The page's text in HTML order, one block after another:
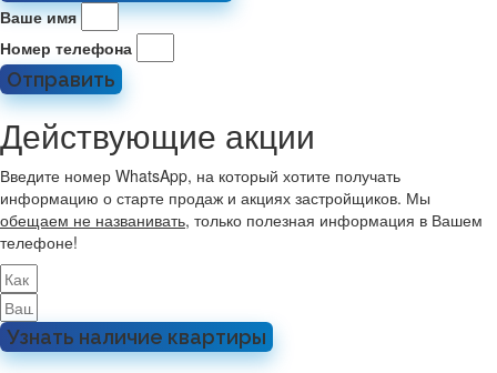
Ваше имя
Номер телефона
Отправить
Действующие акции
Введите номер WhatsApp, на который хотите получать
информацию о старте продаж и акциях застройщиков. Мы
обещаем не названивать, только полезная информация в Вашем
телефоне!
Узнать наличие квартиры